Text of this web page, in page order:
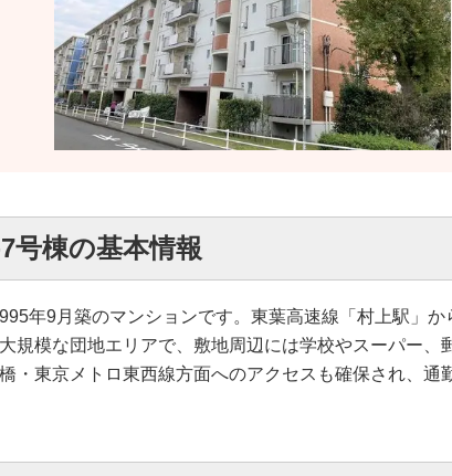
号棟の基本情報
年9月築のマンションです。東葉高速線「村上駅」
規模な団地エリアで、敷地周辺には学校やスーパー
・東京メトロ東西線方面へのアクセスも確保され、